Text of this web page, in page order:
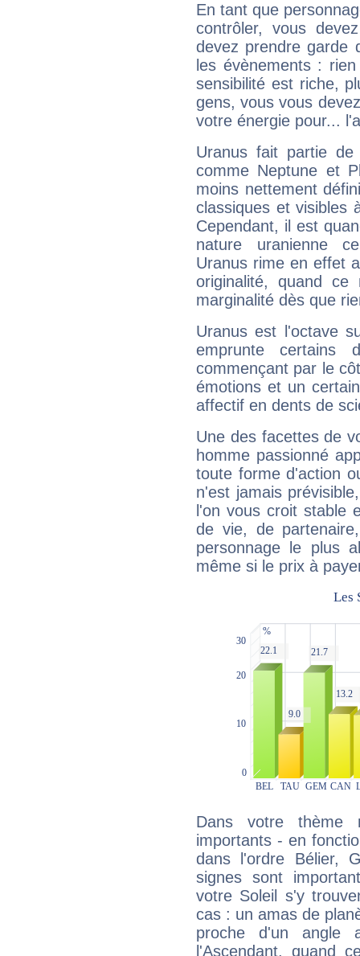
En tant que
contrôler, vous
devez prendre garde
les évènements :
sensibilité est riche,
gens, vous vous
votre énergie pour...
Uranus fait partie
comme Neptune et
moins nettement
classiques et visibles
Cependant, il est
nature uranienne
Uranus rime en effet
originalité, quand ce
marginalité dès que
Uranus est l'octave
emprunte
commençant par le
émotions et un
affectif en dents de
Une des facettes de
homme passionné
toute forme d'action
n'est jamais
l'on vous croit stable
de vie, de
personnage le plus
même si le prix à
Dans votre thème
importants - en
dans l'ordre Bélier,
signes sont
votre Soleil s'y
cas : un amas de
proche d'un
l'Ascendant, quand